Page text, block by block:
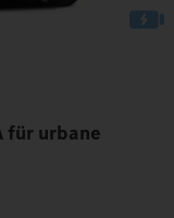
für urbane